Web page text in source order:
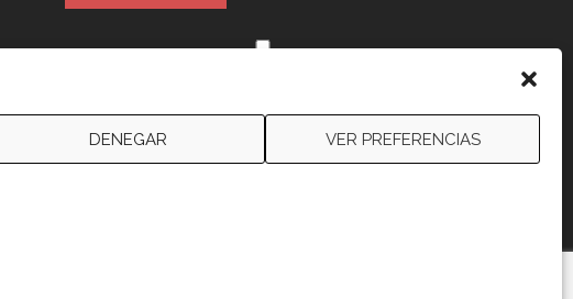
DENEGAR VER PREFERENCIAS
condiciones